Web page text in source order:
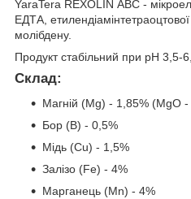
YaraTera REXOLIN АВС -
ЕДТА,
молібдену.
Продукт стабільний при рН 3,5-
Склад:
Магнiй (Mg) - 1,85% (MgO -
Бор (B) - 0,5%
Мідь (Cu) - 1,5%
Залізо (Fe) - 4%
Марганець (Mn) - 4%